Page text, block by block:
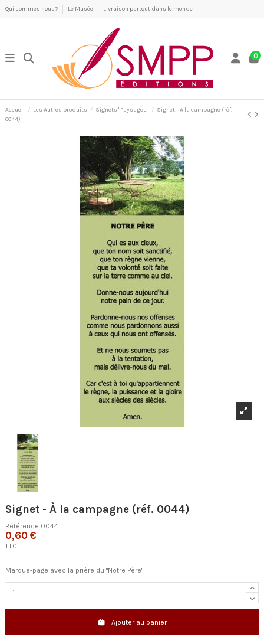
Qui sommes nous? Le Musée Livraison partout dans le monde
0
Accueil Les Autres produits Signets "Paysages"
Signet - À la campagne (réf.
0044)
Signet - À la campagne (réf. 0044)
Référence 0044
0,60 €
TTC
Marque-page avec la prière du "Notre Père"
Ajouter au panier